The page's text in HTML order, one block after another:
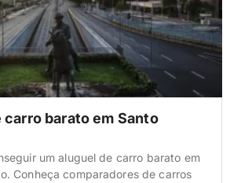
barato em Santo
um aluguel de carro barato em
Conheça comparadores de carros